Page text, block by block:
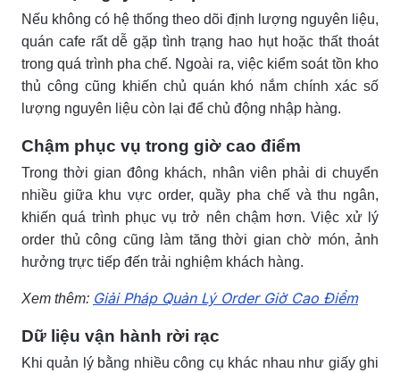
Nếu không có hệ thống theo dõi định lượng nguyên liệu,
quán cafe rất dễ gặp tình trạng hao hụt hoặc thất thoát
trong quá trình pha chế. Ngoài ra, việc kiểm soát tồn kho
thủ công cũng khiến chủ quán khó nắm chính xác số
lượng nguyên liệu còn lại để chủ động nhập hàng.
Chậm phục vụ trong giờ cao điểm
Trong thời gian đông khách, nhân viên phải di chuyển
nhiều giữa khu vực order, quầy pha chế và thu ngân,
khiến quá trình phục vụ trở nên chậm hơn. Việc xử lý
order thủ công cũng làm tăng thời gian chờ món, ảnh
hưởng trực tiếp đến trải nghiệm khách hàng.
Xem thêm: Giải Pháp Quản Lý Order Giờ Cao Điểm
Dữ liệu vận hành rời rạc
Khi quản lý bằng nhiều công cụ khác nhau như giấy ghi